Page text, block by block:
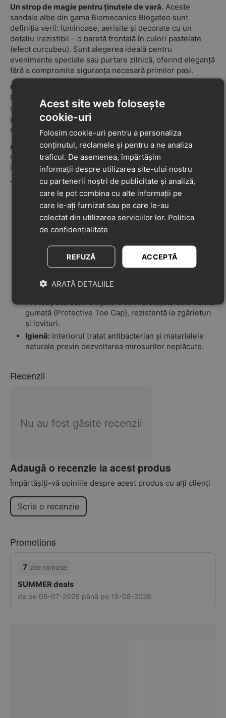
Un strop de magie pentru ținutele de vară. Aceste
sandale albe din gama Biomecanics Biogateo sunt
definiția verii: luminoase, aerisite și decorate cu un
detaliu irezistibil – o baretă frontală în culori pastelate
(efect curcubeu). Sunt alegerea ideală pentru
evenimente speciale sau purtare zilnică, oferind eleganță
fără a compromite siguranța necesară primilor pași.
Combinația ideală: Design Deschis + Protecție Închisă.
Deși permit piciorului să respire ca o sandală, acest
model păstrează structura protectoare a unui pantof, fiind
perfect pentru copiii care încă își perfecționează
echilibrul.
Ajustare:Sistemul cudublu scai(velcro) permite o
deschidere largă și o reglare perfectă pe picior,
indiferent de grosimea acestuia.
Tehnologie și Ergonomie (Gama Biogateo):
Stabilitate Controlată:
Stabilizatorul lateral extern
susține glezna într-un mod delicat, oferind siguranță
fără a bloca mișcarea naturală.
Libertate pentru Tendon:
de la spate protejează tendonul lui Ahile, permițând
copilului să meargă sau să se târască fără jenă.
Dezvoltare Sănătoasă (Zero Drop):Talpa plată, fără
toc, și construcția flexibilă imită mersul desculț, vital
pentru formarea corectă a piciorului.
Protecție la Vârf:Degetele sunt protejate de o calotă
gumată (Protective Toe Cap), rezistentă la zgârieturi
și lovituri.
Igienă: Interiorul tratat antibacterian și materialele
naturale previn dezvoltarea mirosurilor neplăcute.
Recenzii
Nu au fost găsite recenzii
Adaugă o recenzie la acest produs
Împărtășiți-vă opiniile despre acest produs cu alți clienți
Scrie o recenzie
Promotions
7 zile ramase
SUMMER deals
de pe 06-07-2026 până pe 15-08-2026
Acest site web folosește
cookie-uri
Folosim cookie-uri pentru a personaliza
conținutul, reclamele și pentru a ne analiza
traficul. De asemenea, împărtășim
informații despre utilizarea site-ului nostru
cu partenerii noștri de publicitate și analiză,
care le pot combina cu alte informații pe
care le-ați furnizat sau pe care le-au
colectat din utilizarea serviciilor lor. Politica
de confidențialitate
ACCEPTĂ
REFUZĂ
ARATĂ DETALIILE